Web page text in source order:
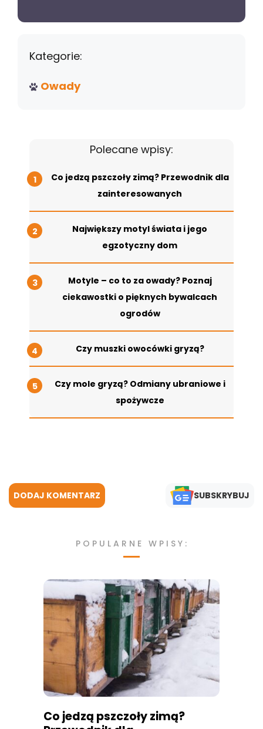
Kategorie:
Owady
Polecane wpisy:
Co jedzą pszczoły zimą? Przewodnik dla
zainteresowanych
Największy motyl świata i jego
egzotyczny dom
Motyle – co to za owady? Poznaj
ciekawostki o pięknych bywalcach
ogrodów
Czy muszki owocówki gryzą?
Czy mole gryzą? Odmiany ubraniowe i
spożywcze
DODAJ KOMENTARZ SUBSKRYBUJ
POPULARNE WPISY:
Co jedzą pszczoły zimą?